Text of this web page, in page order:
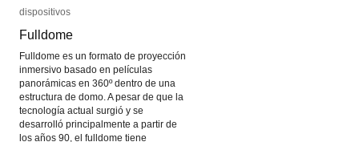
dispositivos
Fulldome
Fulldome es un formato de proyección
inmersivo basado en películas
panorámicas en 360º dentro de una
estructura de domo. A pesar de que la
tecnología actual surgió y se
desarrolló principalmente a partir de
los años 90, el fulldome tiene
dispositivos
Fulldome